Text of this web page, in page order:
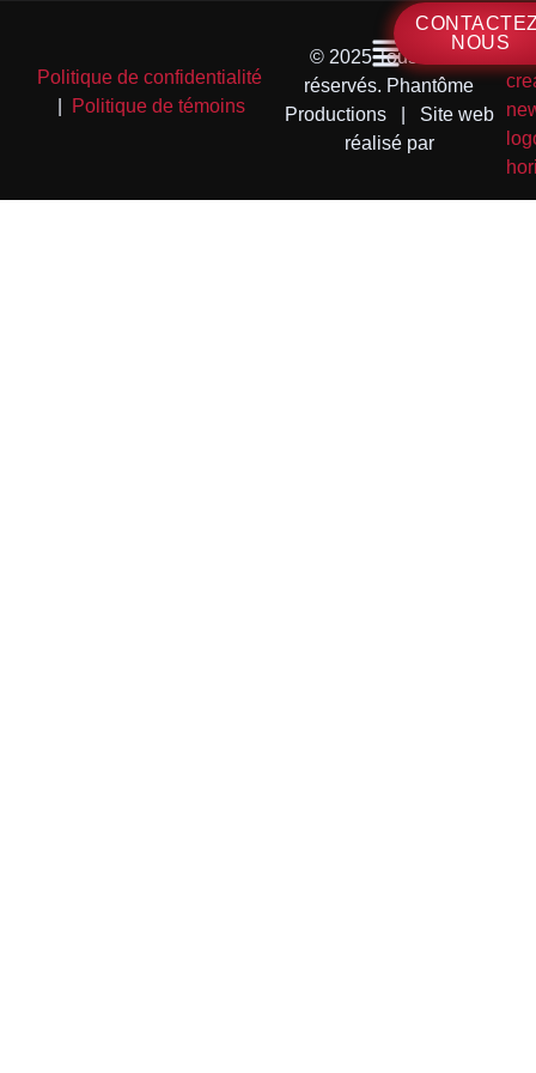
NOUS
Politique de confidentialité
Politique de témoins
© 2025 Tous droits
réservés. Phantôme
Productions | Site web
réalisé par